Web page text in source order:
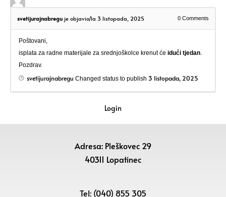
svetijurajnabregu je objavio/la 3 listopada, 2025 0 Comments
Poštovani,
isplata za radne materijale za srednjoškolce krenut će idući tjedan.
Pozdrav.
svetijurajnabregu Changed status to publish 3 listopada, 2025
Login
Adresa: Pleškovec 29
40311 Lopatinec
Tel: (040) 855 305